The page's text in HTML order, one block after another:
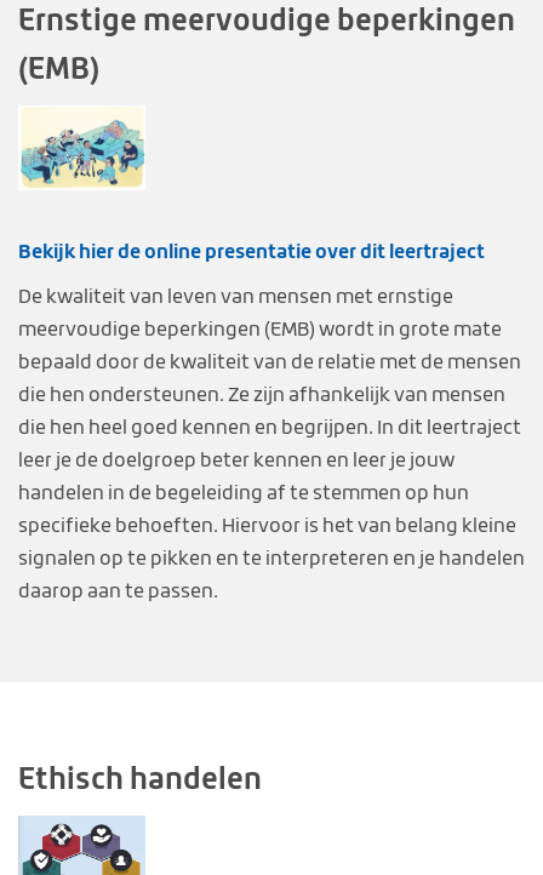
Ernstige meervoudige beperkingen
(EMB)
Bekijk hier de online presentatie over dit leertraject
De kwaliteit van leven van mensen met ernstige
meervoudige beperkingen (EMB) wordt in grote mate
bepaald door de kwaliteit van de relatie met de mensen
die hen ondersteunen. Ze zijn afhankelijk van mensen
die hen heel goed kennen en begrijpen. In dit leertraject
leer je de doelgroep beter kennen en leer je jouw
handelen in de begeleiding af te stemmen op hun
specifieke behoeften. Hiervoor is het van belang kleine
signalen op te pikken en te interpreteren en je handelen
daarop aan te passen.
Ethisch handelen